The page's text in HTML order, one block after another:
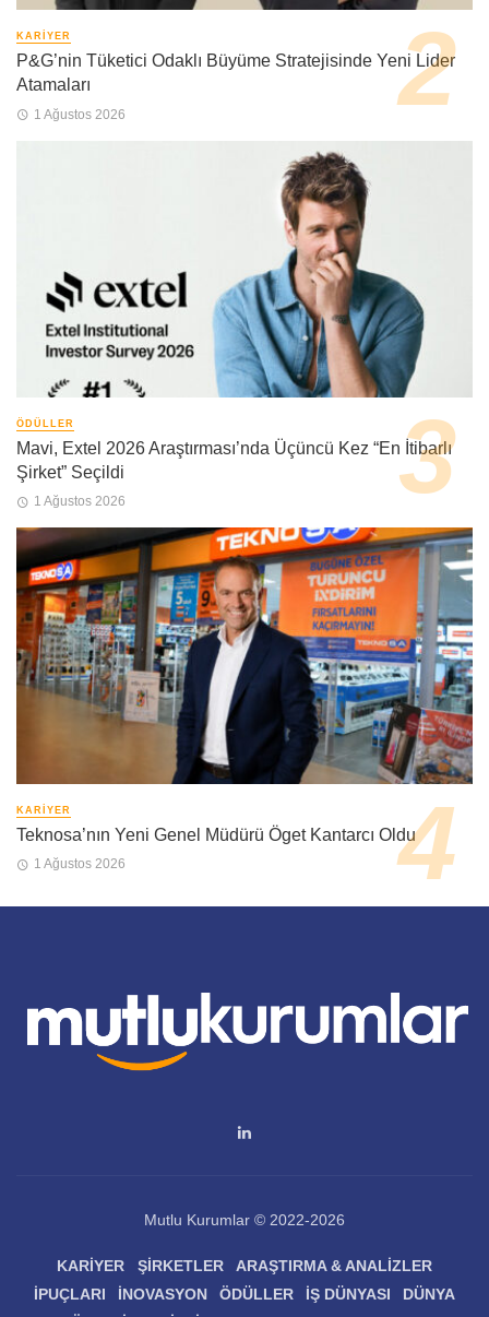
KARIYER
P&G’nin Tüketici Odaklı Büyüme Stratejisinde Yeni Lider
Atamaları
1 Ağustos 2026
ÖDÜLLER
Mavi, Extel 2026 Araştırması’nda Üçüncü Kez “En İtibarlı
Şirket” Seçildi
1 Ağustos 2026
KARIYER
Teknosa’nın Yeni Genel Müdürü Öget Kantarcı Oldu
1 Ağustos 2026
Mutlu Kurumlar © 2022-2026
KARIYER ŞIRKETLER
ARAŞTIRMA & ANALIZLER
İPUÇLARI
İNOVASYON ÖDÜLLER İŞ DÜNYASI
DÜNYA